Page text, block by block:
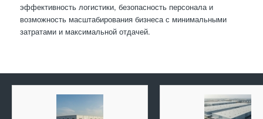
эффективность логистики, безопасность персонала и
возможность масштабирования бизнеса с минимальными
затратами и максимальной отдачей.